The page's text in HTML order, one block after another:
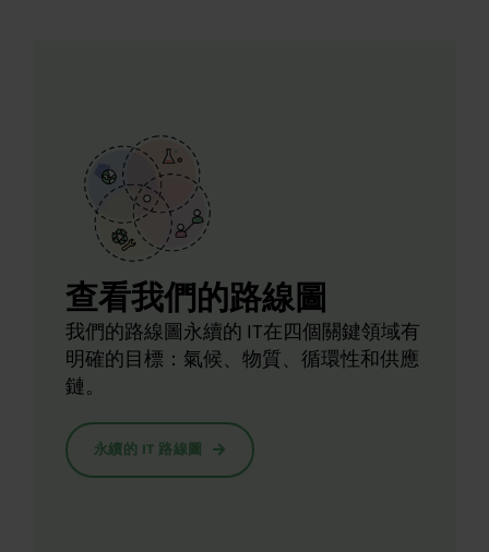
查看我們的路線圖
我們的路線圖永續的 IT在四個關鍵領域有
明確的目標：氣候、物質、循環性和供應
鏈。
永續的 IT 路線圖